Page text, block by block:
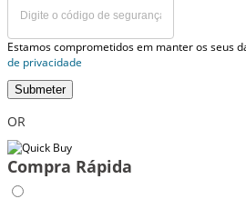
Estamos comprometidos em manter os seus
de privacidade
Submeter
OR
Compra Rápida